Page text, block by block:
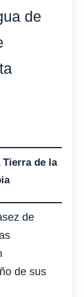
de
de la
de
de sus